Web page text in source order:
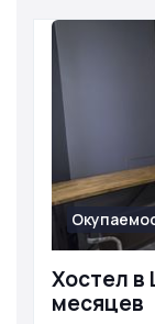
Хостел в
месяцев